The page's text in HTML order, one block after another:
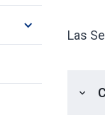
Las
expand_more